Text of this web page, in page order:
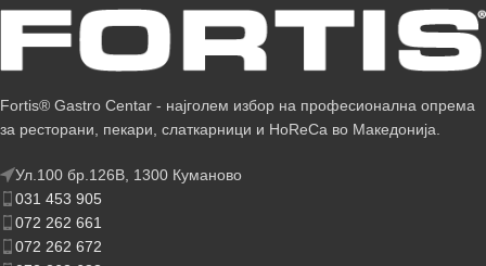
Fortis® Gastro Centar - најголем избор на професионална опрема
за ресторани, пекари, слаткарници и HoReCa во Македонија.
Ул.100 бр.126В, 1300 Куманово
031 453 905
072 262 661
072 262 672